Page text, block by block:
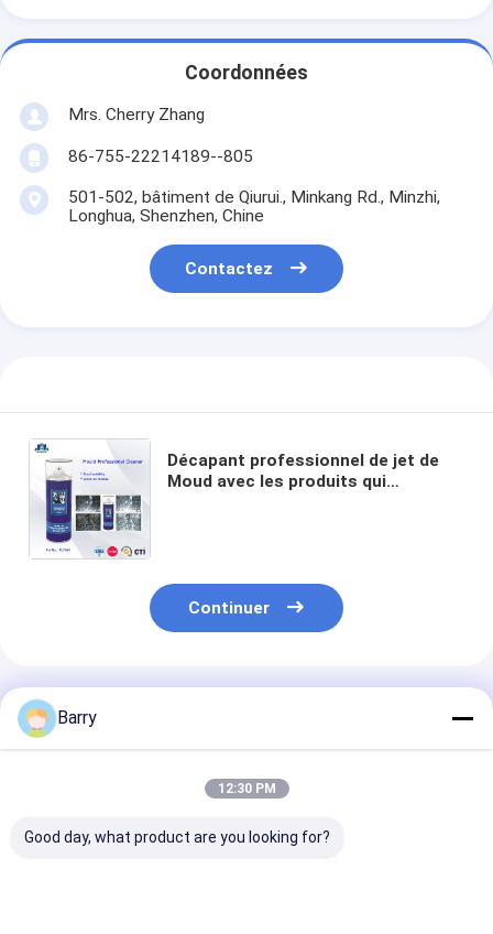
Coordonnées
Mrs. Cherry Zhang
86-755-22214189--805
501-502, bâtiment de Qiurui., Minkang Rd., Minzhi,
Longhua, Shenzhen, Chine
Contactez
Décapant professionnel de jet de
Moud avec les produits qui
Continuer
Produits Recommandés
Barry
12:30 PM
Good day, what product are you looking for?